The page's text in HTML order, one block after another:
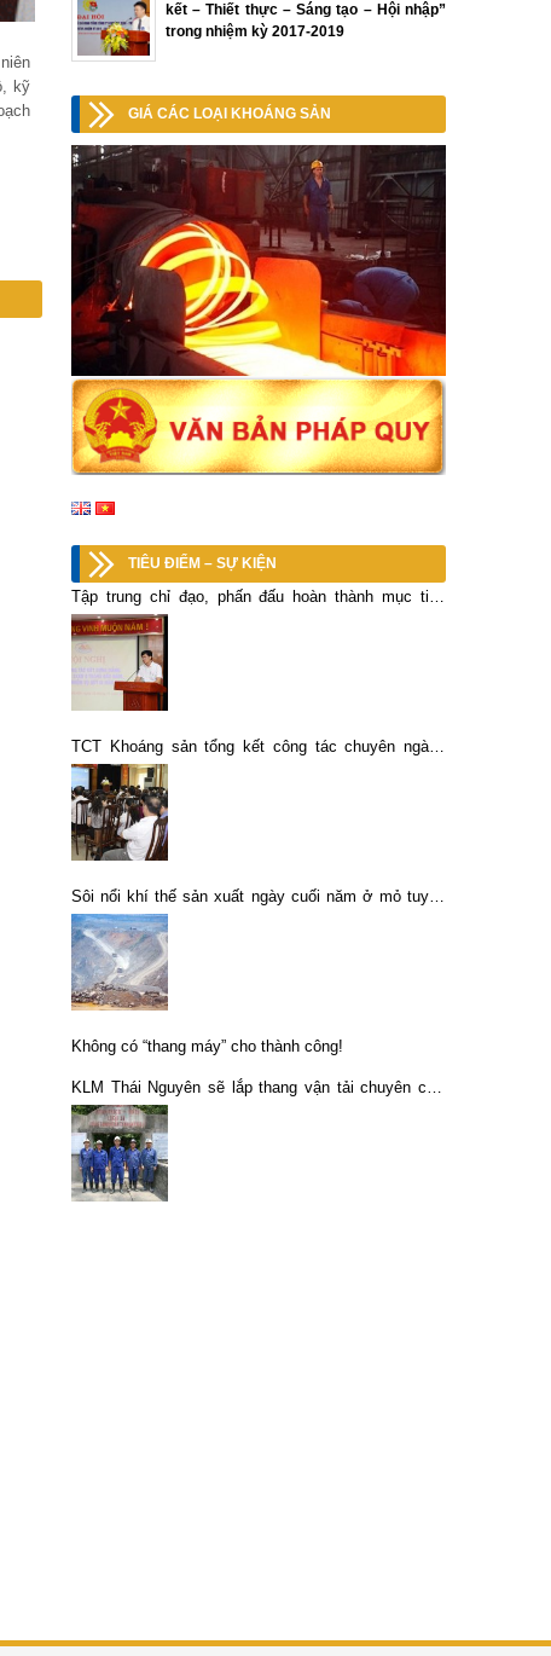
kỹ
kết – Thiết thực – Sáng tạo – Hội nhập”
trong nhiệm kỳ 2017-2019
GIÁ CÁC LOẠI KHOÁNG SẢN
TIÊU ĐIỂM – SỰ KIỆN
Tập trung chỉ đạo, phấn đấu hoàn thành mục tiêu
năm 2023
TCT Khoáng sản tổng kết công tác chuyên ngành
kinh tế tổng hợp năm 2013
Sôi nổi khí thế sản xuất ngày cuối năm ở mỏ tuyển
đồng Sin Quyền
Không có “thang máy” cho thành công!
KLM Thái Nguyên sẽ lắp thang vận tải chuyên chở
người, phục vụ đi lại cho thợ lò Làng Hích